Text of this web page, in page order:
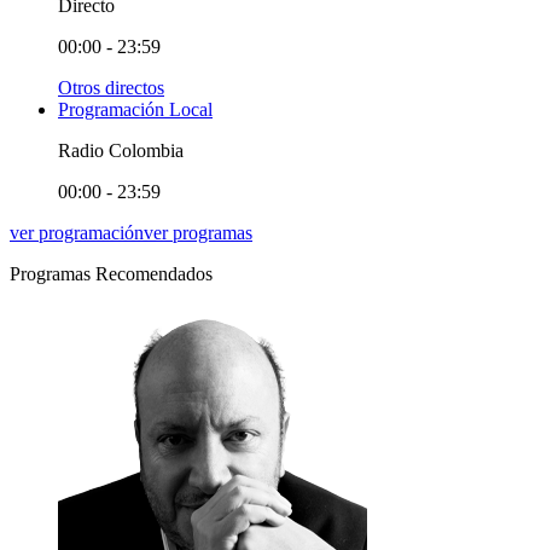
Directo
00:00 - 23:59
Otros directos
Programación Local
Radio Colombia
00:00 - 23:59
ver programaciónver programas
Programas Recomendados